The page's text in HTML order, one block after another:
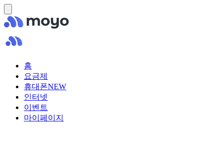
홈
요금제
휴대폰NEW
인터넷
이벤트
마이페이지